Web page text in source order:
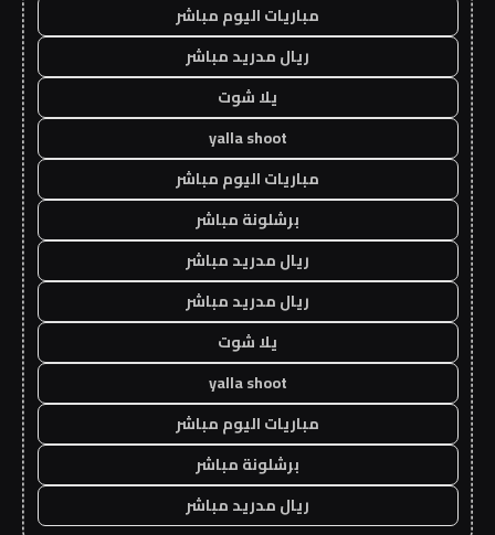
مباريات اليوم مباشر
ريال مدريد مباشر
يلا شوت
yalla shoot
مباريات اليوم مباشر
برشلونة مباشر
ريال مدريد مباشر
ريال مدريد مباشر
يلا شوت
yalla shoot
مباريات اليوم مباشر
برشلونة مباشر
ريال مدريد مباشر